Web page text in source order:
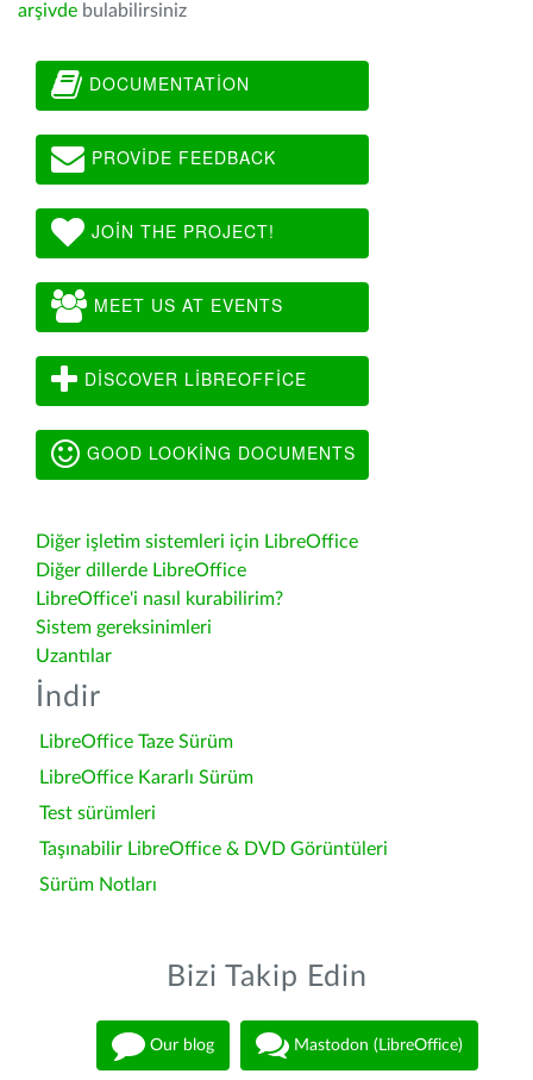
arşivde bulabilirsiniz
DOCUMENTATION
PROVIDE FEEDBACK
JOIN THE PROJECT!
MEET US AT EVENTS
DISCOVER LIBREOFFICE
GOOD LOOKING DOCUMENTS
Diğer işletim sistemleri için LibreOffice
Diğer dillerde LibreOffice
LibreOffice'i nasıl kurabilirim?
Sistem gereksinimleri
Uzantılar
İndir
LibreOffice Taze Sürüm
LibreOffice Kararlı Sürüm
Test sürümleri
Taşınabilir LibreOffice & DVD Görüntüleri
Sürüm Notları
Bizi Takip Edin
Our blog Mastodon (LibreOffice)